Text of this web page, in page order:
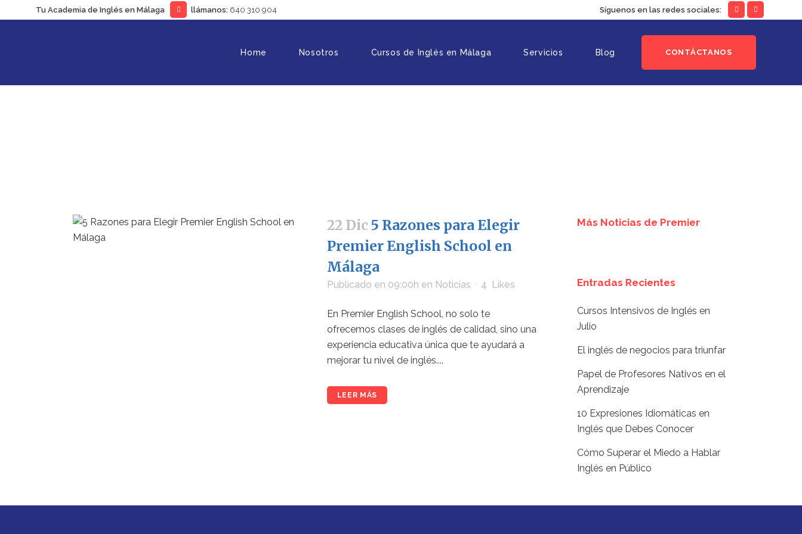
Tu Academia de Inglés en Málaga llámanos: 640 310 904 Síguenos en las redes sociales:
CONTÁCTANOS
Home Nosotros Cursos de Inglés en Málaga Servicios Blog
22 Dic 5 Razones para Elegir
Premier English School en
Málaga
Publicado en 09:00h en Noticias 4 Likes
En Premier English School, no solo te
ofrecemos clases de inglés de calidad, sino una
experiencia educativa única que te ayudará a
mejorar tu nivel de inglés....
LEER MÁS
Más Noticias de Premier
Entradas Recientes
Cursos Intensivos de Inglés en
Julio
El inglés de negocios para triunfar
Papel de Profesores Nativos en el
Aprendizaje
10 Expresiones Idiomáticas en
Inglés que Debes Conocer
Cómo Superar el Miedo a Hablar
Inglés en Público